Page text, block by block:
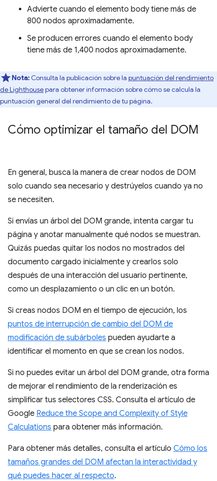
Advierte cuando el elemento body tiene más de
800 nodos aproximadamente.
Se producen errores cuando el elemento body
tiene más de 1,400 nodos aproximadamente.
Nota: Consulta la publicación sobre la puntuación del rendimiento
de Lighthousepara obtener información sobre cómo se calcula la
puntuación general del rendimiento de tu página.
Cómo optimizar el tamaño del DOM
En general, busca la manera de crear nodos de DOM
solo cuando sea necesario y destrúyelos cuando ya no
se necesiten.
Si envías un árbol del DOM grande, intenta cargar tu
página y anotar manualmente qué nodos se muestran.
Quizás puedas quitar los nodos no mostrados del
documento cargado inicialmente y crearlos solo
después de una interacción del usuario pertinente,
como un desplazamiento o un clic en un botón.
Si creas nodos DOM en el tiempo de ejecución, los
puntos de interrupción de cambio del DOM de
modificación de subárboles pueden ayudarte a
identificar el momento en que se crean los nodos.
Si no puedes evitar un árbol del DOM grande, otra forma
de mejorar el rendimiento de la renderización es
simplificar tus selectores CSS. Consulta el artículo de
Google Reduce the Scope and Complexity of Style
Calculations para obtener más información.
Para obtener más detalles, consulta el artículo Cómo los
tamaños grandes del DOM afectan la interactividad y
qué puedes hacer al respecto.